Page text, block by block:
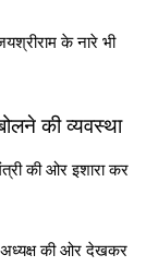
के नारे भी
की व्यवस्था
की ओर इशारा कर
अध्यक्ष की ओर देखकर